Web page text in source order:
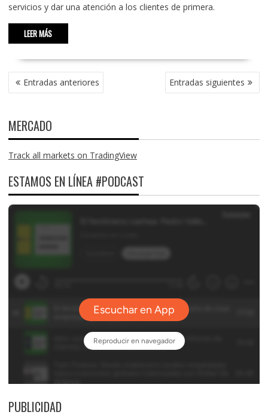
servicios y dar una atención a los clientes de primera.
LEER MÁS
NAVEGACIÓN
DE Entradas anteriores Entradas siguientes
MERCADO
Track all markets on TradingView
ESTAMOS EN LÍNEA #PODCAST
PUBLICIDAD